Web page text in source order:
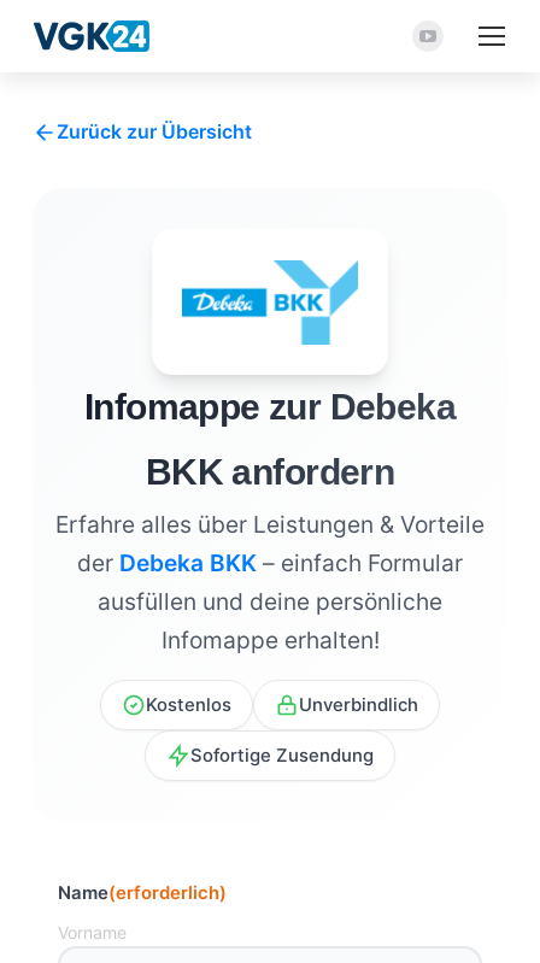
YouTube
Zurück zur Übersicht
Infomappe zur Debeka
BKK anfordern
Erfahre alles über Leistungen & Vorteile
der Debeka BKK – einfach Formular
ausfüllen und deine persönliche
Infomappe erhalten!
Kostenlos Unverbindlich
Sofortige Zusendung
Name(erforderlich)
Vorname